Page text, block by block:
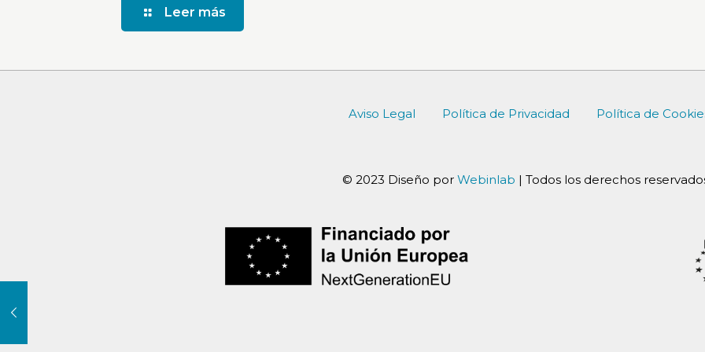
Leer más
Aviso Legal Política de Privacidad Política de
© 2023 Diseño por Webinlab | Todos los derechos